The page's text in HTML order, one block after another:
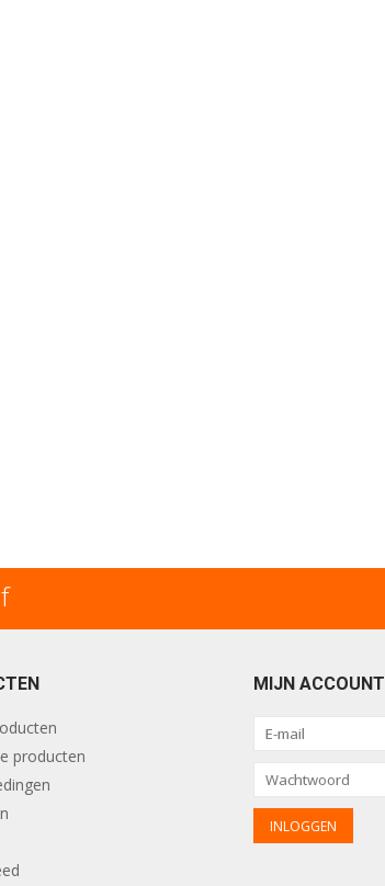
producten
MIJN ACCOUNT